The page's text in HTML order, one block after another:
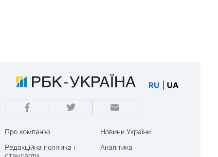
RU UA
Про компанію
Редакційна політика і
стандарти
Новини України
Аналітика